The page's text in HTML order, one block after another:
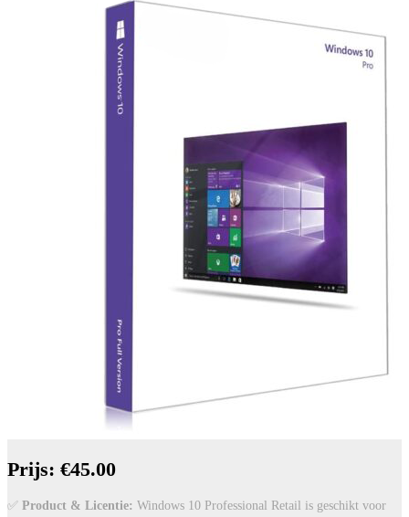
Prijs: €45.00
✅ Product & Licentie: Windows 10 Professional Retail is geschikt voor